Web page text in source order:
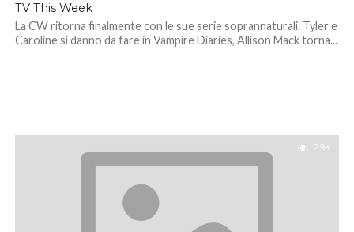
TV This Week
La CW ritorna finalmente con le sue serie soprannaturali. Tyler e
Caroline si danno da fare in Vampire Diaries, Allison Mack torna...
2.9K